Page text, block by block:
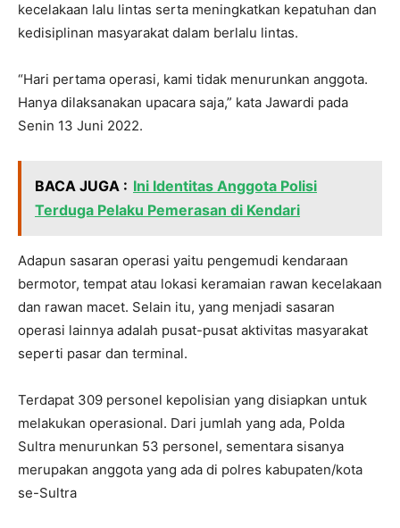
kecelakaan lalu lintas serta meningkatkan kepatuhan dan
kedisiplinan masyarakat dalam berlalu lintas.
“Hari pertama operasi, kami tidak menurunkan anggota.
Hanya dilaksanakan upacara saja,” kata Jawardi pada
Senin 13 Juni 2022.
BACA JUGA : Ini Identitas Anggota Polisi
Terduga Pelaku Pemerasan di Kendari
Adapun sasaran operasi yaitu pengemudi kendaraan
bermotor, tempat atau lokasi keramaian rawan kecelakaan
dan rawan macet. Selain itu, yang menjadi sasaran
operasi lainnya adalah pusat-pusat aktivitas masyarakat
seperti pasar dan terminal.
Terdapat 309 personel kepolisian yang disiapkan untuk
melakukan operasional. Dari jumlah yang ada, Polda
Sultra menurunkan 53 personel, sementara sisanya
merupakan anggota yang ada di polres kabupaten/kota
se-Sultra